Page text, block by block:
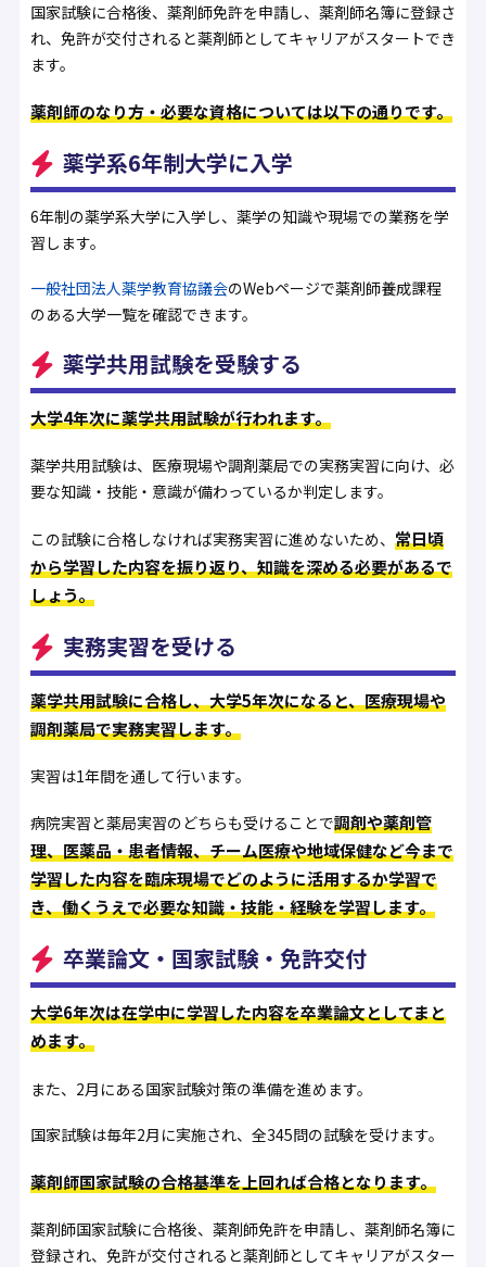
国家試験に合格後、薬剤師免許を申請し、薬剤師名簿に登録さ
れ、免許が交付されると薬剤師としてキャリアがスタートでき
ます。
薬剤師のなり方・必要な資格については以下の通りです。
薬学系6年制大学に入学
6年制の薬学系大学に入学し、薬学の知識や現場での業務を学
習します。
一般社団法人薬学教育協議会のWebページで薬剤師養成課程
のある大学一覧を確認できます。
薬学共用試験を受験する
大学4年次に薬学共用試験が行われます。
薬学共用試験は、医療現場や調剤薬局での実務実習に向け、必
要な知識・技能・意識が備わっているか判定します。
この試験に合格しなければ実務実習に進めないため、 常日頃
から学習した内容を振り返り、知識を深める必要があるで
しょう。
実務実習を受ける
薬学共用試験に合格し、大学5年次になると、医療現場や
調剤薬局で実務実習します。
実習は1年間を通して行います。
病院実習と薬局実習のどちらも受けることで調剤や薬剤管
理、医薬品・患者情報、チーム医療や地域保健など今まで
学習した内容を臨床現場でどのように活用するか学習で
き、働くうえで必要な知識・技能・経験を学習します。
卒業論文・国家試験・免許交付
大学6年次は在学中に学習した内容を卒業論文としてまと
めます。
また、2月にある国家試験対策の準備を進めます。
国家試験は毎年2月に実施され、全345問の試験を受けます。
薬剤師国家試験の合格基準を上回れば合格となります。
薬剤師国家試験に合格後、薬剤師免許を申請し、薬剤師名簿に
登録され、免許が交付されると薬剤師としてキャリアがスター